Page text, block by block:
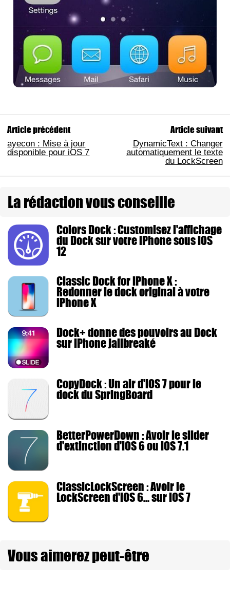
Article précédent
ayecon : Mise à jour
disponible pour iOS 7
Article suivant
DynamicText : Changer
automatiquement le texte
du LockScreen
La rédaction vous conseille
Colors Dock : Customisez l'affichage
du Dock sur votre iPhone sous iOS
12
Classic Dock for iPhone X :
Redonner le dock original à votre
iPhone X
Dock+ donne des pouvoirs au Dock
sur iPhone jailbreaké
CopyDock : Un air d'iOS 7 pour le
dock du SpringBoard
BetterPowerDown : Avoir le slider
d'extinction d'iOS 6 ou iOS 7.1
ClassicLockScreen : Avoir le
LockScreen d'iOS 6... sur iOS 7
Vous aimerez peut-être